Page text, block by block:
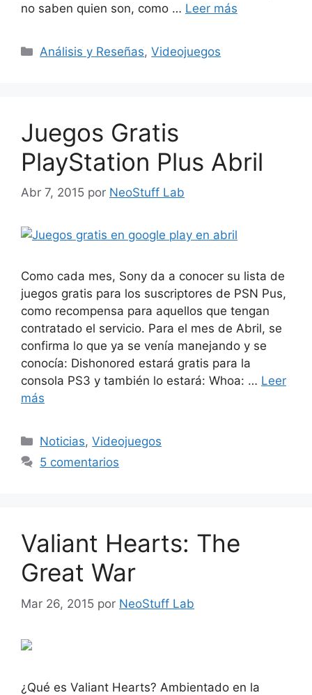
no saben quien son, como … Leer más
Categorías
Análisis y Reseñas,Videojuegos
Juegos Gratis
PlayStation Plus Abril
Abr 7, 2015 por NeoStuff Lab
Como cada mes, Sony da a conocer su lista de
juegos gratis para los suscriptores de PSN Pus,
como recompensa para aquellos que tengan
contratado el servicio. Para el mes de Abril, se
confirma lo que ya se venía manejando y se
conocía: Dishonored estará gratis para la
consola PS3 y también lo estará: Whoa: … Leer
más
Categorías
Noticias,Videojuegos
5 comentarios
Valiant Hearts: The
Great War
Mar 26, 2015 por NeoStuff Lab
¿Qué es Valiant Hearts? Ambientado en la